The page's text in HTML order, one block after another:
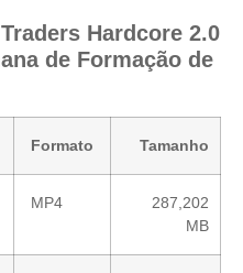
Hardcore 2.0
de Formação de
Formato Tamanho
MP4
287,202
MB